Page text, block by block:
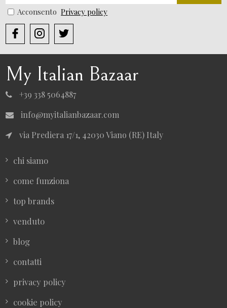
Acconsento Privacy policy
My Italian Bazaar
+39 338 5064887
info@myitalianbazaar.com
via Prediera 17/1, 42030 Viano (RE) Italy
chi siamo
come funziona
top brands
venduto
blog
contatti
privacy policy
cookie policy